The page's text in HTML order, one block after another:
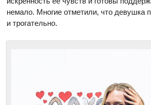
немало. Многие отметили, что девушка
и трогательно.